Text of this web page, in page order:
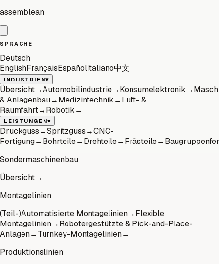
assemblean
SPRACHE
Deutsch
EnglishFrançaisEspañolItaliano中文
INDUSTRIEN▾
Übersicht→Automobilindustrie→Konsumelektronik→
& Anlagenbau→Medizintechnik→Luft- &
Raumfahrt→Robotik→
LEISTUNGEN▾
Druckguss→Spritzguss→CNC-
Fertigung→Bohrteile→Drehteile→Frästeile→
Sondermaschinenbau
Übersicht→
Montagelinien
(Teil-)Automatisierte Montagelinien→Flexible
Montagelinien→Robotergestützte & Pick-and-Place-
Anlagen→Turnkey-Montagelinien→
Produktionslinien